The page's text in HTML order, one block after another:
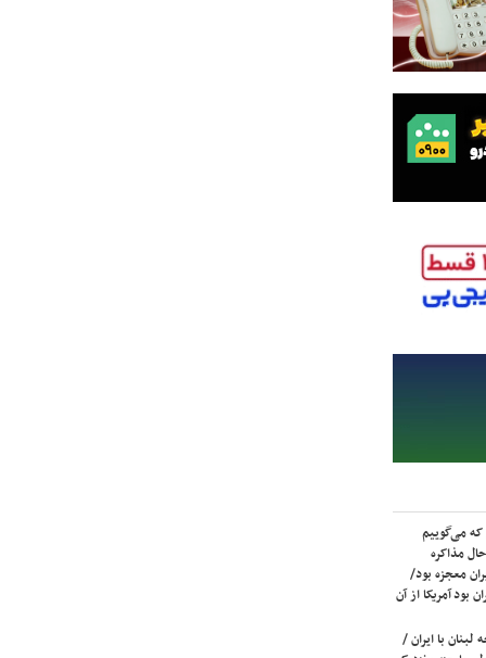
که می‌گوییم
مذاکره
معجزه بود/
بود آمریکا از آن
با ایران /